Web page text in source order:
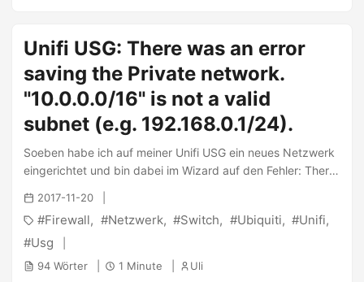
fündig. ...
Unifi USG: There was an error
saving the Private network.
"10.0.0.0/16" is not a valid
subnet (e.g. 192.168.0.1/24).
Soeben habe ich auf meiner Unifi USG ein neues Netzwerk
eingerichtet und bin dabei im Wizard auf den Fehler: There
was an error saving the … network. “10.0.0.0/16” is not a
valid subnet (e.g. 192.168.0.1/24). gestoßen. Irgendwie
uncool. Im Popup sah das so aus, falls relevant: Nach einer
Weile des rumprobierens hatte ich es raus. Ich hatte im
Gateway “10.0.0.0/16” eingetragen. Trägt man dort
2017-11-20
Firewall Netzwerk Switch Ubiquiti
Unifi
Usg
94 Wörter 1 Minute Uli